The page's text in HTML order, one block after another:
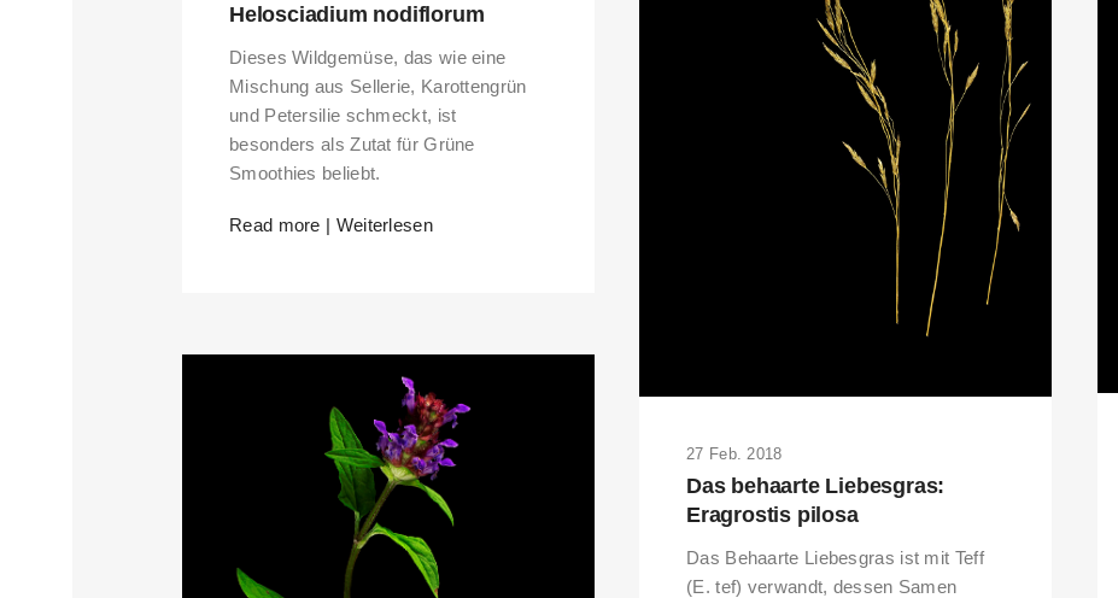
Helosciadium nodiflorum
Dieses Wildgemüse, das wie eine
Mischung aus Sellerie, Karottengrün
und Petersilie schmeckt, ist
besonders als Zutat für Grüne
Smoothies beliebt.
Read more | Weiterlesen
27 Feb. 2018
Das behaarte Liebesgras:
Eragrostis pilosa
Das Behaarte Liebesgras ist mit Teff
(E. tef) verwandt, dessen Samen